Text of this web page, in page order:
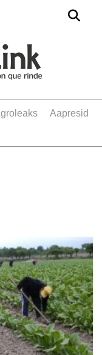
Agroleaks
aapresid